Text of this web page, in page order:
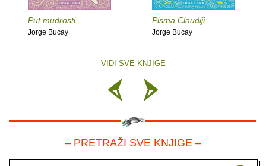
Put mudrosti
Jorge Bucay
Pisma Claudiji
Jorge Bucay
VIDI SVE KNJIGE
– PRETRAŽI SVE KNJIGE –